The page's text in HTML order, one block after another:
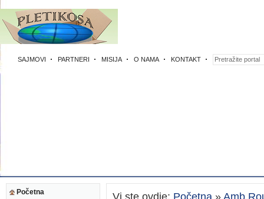
SAJMOVI PARTNERI MISIJA O NAMA KONTAKT
Početna Vi ste ovdje: Početna » Amb